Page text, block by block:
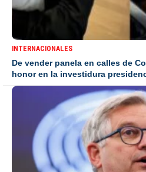
INTERNACIONALES
De vender panela en calles de
honor en la investidura